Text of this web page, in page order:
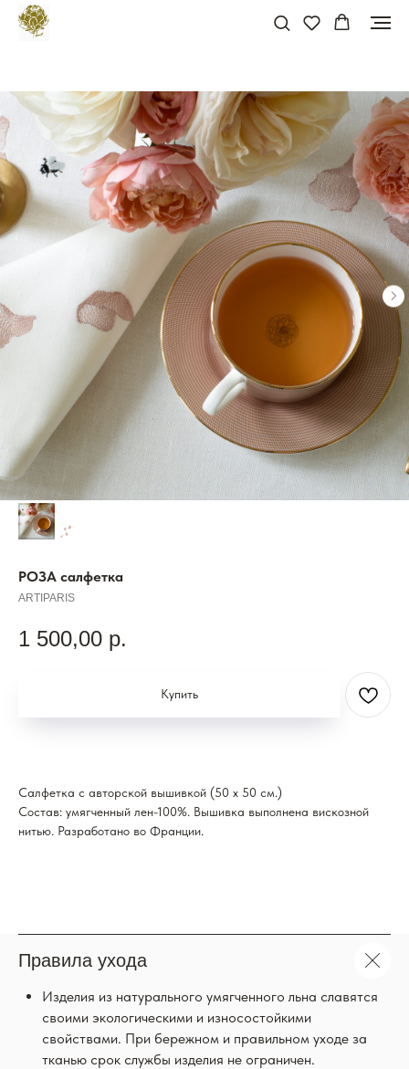
РОЗА салфетка
ARTIPARIS
1 500,00 р.
Купить
Салфетка с авторской вышивкой (50 x 50 см.)
Состав: умягченный лен-100%. Вышивка выполнена вискозной
нитью. Разработано во Франции.
Правила ухода
Изделия из натурального умягченного льна славятся
своими экологическими и износостойкими
свойствами. При бережном и правильном уходе за
тканью срок службы изделия не ограничен.